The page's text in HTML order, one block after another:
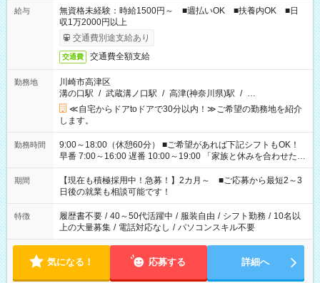
給与
無資格未経験：時給1500円～ ■週払いOK ■扶養内OK ■日
収1万2000円以上
交通費別途支給あり
交通費 交通費全額支給
勤務地
川崎市高津区
溝の口駅 / 武蔵溝ノ口駅 / 高津(神奈川県)駅 / …
≪自宅からドアtoドアで30分以内！≫ご希望の勤務地を紹介
します。
勤務時間
9:00～18:00（休憩60分） ■ご希望があれば下記シフトもOK！
早番 7:00～16:00 遅番 10:00～19:00 「家族と休みを合わせた
い」 「余裕を持って夕飯の準備がしたい」 「できれば残業はし
たくない」 など、ご希望を教えてくださいね。 ※Wワーク希望
の方へ 今ご覧のお仕事で希望する勤務時間と、もう1つのお仕事
の勤務時間。 合計で週40時間を超える場合は応募できません。
期間
【現在も積極採用中！急募！】2カ月～ ■ご応募から最短2～3
日後の就業も相談可能です！
特徴 履歴書不要 / 40～50代活躍中 / 服装自由 / シフト勤務 / 10名以
上の大量募集 / 電話対応なし / パソコンスキル不要
気になる！ 応募する 詳細へ